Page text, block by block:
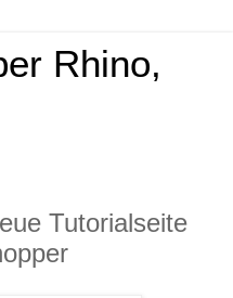
Rhino,
Tutorialseite